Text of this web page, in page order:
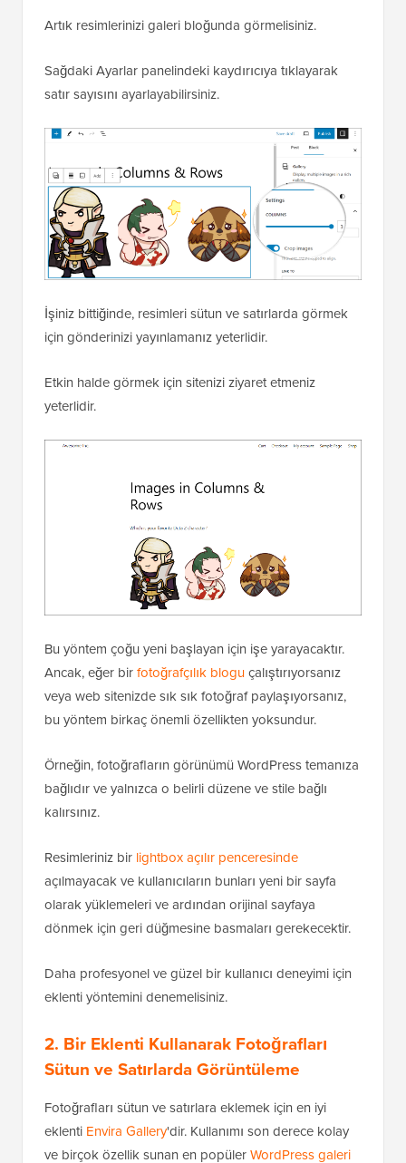
Artık resimlerinizi galeri bloğunda görmelisiniz.
Sağdaki Ayarlar panelindeki kaydırıcıya tıklayarak
satır sayısını ayarlayabilirsiniz.
İşiniz bittiğinde, resimleri sütun ve satırlarda görmek
için gönderinizi yayınlamanız yeterlidir.
Etkin halde görmek için sitenizi ziyaret etmeniz
yeterlidir.
Bu yöntem çoğu yeni başlayan için işe yarayacaktır.
Ancak, eğer birfotoğrafçılık bloguçalıştırıyorsanız
veya web sitenizde sık sık fotoğraf paylaşıyorsanız,
bu yöntem birkaç önemli özellikten yoksundur.
Örneğin, fotoğrafların görünümü WordPress temanıza
bağlıdır ve yalnızca o belirli düzene ve stile bağlı
kalırsınız.
Resimleriniz bir lightbox açılır penceresinde
açılmayacak ve kullanıcıların bunları yeni bir sayfa
olarak yüklemeleri ve ardından orijinal sayfaya
dönmek için geri düğmesine basmaları gerekecektir.
Daha profesyonel ve güzel bir kullanıcı deneyimi için
eklenti yöntemini denemelisiniz.
2. Bir Eklenti Kullanarak Fotoğrafları
Sütun ve Satırlarda Görüntüleme
Fotoğrafları sütun ve satırlara eklemek için en iyi
eklenti Envira Gallery'dir. Kullanımı son derece kolay
ve birçok özellik sunan en popülerWordPress galeri